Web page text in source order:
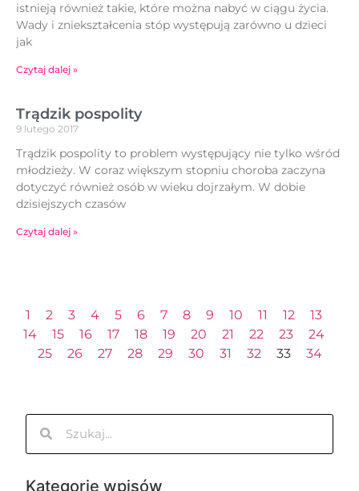
istnieją również takie, które można nabyć w ciągu życia.
Wady i zniekształcenia stóp występują zarówno u dzieci
jak
Czytaj dalej »
Trądzik pospolity
9 lutego 2017
Trądzik pospolity to problem występujący nie tylko wśród
młodzieży. W coraz większym stopniu choroba zaczyna
dotyczyć również osób w wieku dojrzałym. W dobie
dzisiejszych czasów
Czytaj dalej »
1 2 3 4 5 6 7 8 9 10 11 12
13
14
15 16 17 18 19 20 21 22 23
24
25
26 27 28 29 30 31 32 33 34
Kategorie wpisów